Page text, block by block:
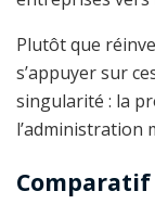
Plutôt que
s’appuyer sur
singularité : la
l’administration